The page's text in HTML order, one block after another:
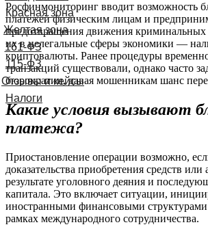
Росфинмониторинг вводит возможность
платежей физическим лицам и
предотвращения движения криминальных
их в нелегальные сферы экономики —
криптовалюты. Ранее процедуры
транзакций существовали, однако часто
бюрократии, давая мошенникам шанс
Какие условия вызывают
платежа?
Приостановление операции возможно,
доказательства приобретения средств или
результате уголовного деяния и
капитала. Это включает ситуации,
иностранными финансовыми структурами
рамках международного сотрудничества.